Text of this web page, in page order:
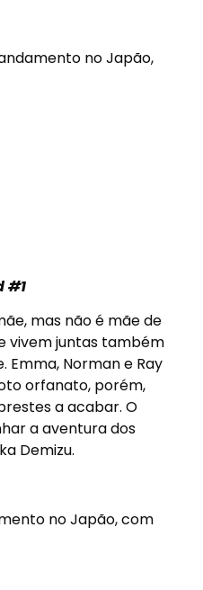
no Japão,
#1
mas não é mãe de
vivem juntas também
Emma, Norman e Ray
orfanato, porém,
a acabar. O
a aventura dos
Demizu.
no Japão, com